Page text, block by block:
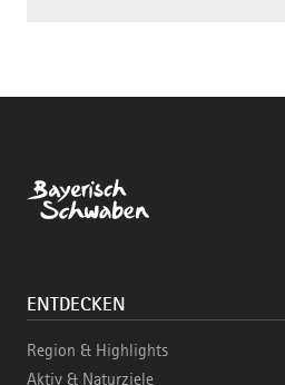
ENTDECKEN
Region & Highlights
Aktiv & Naturziele